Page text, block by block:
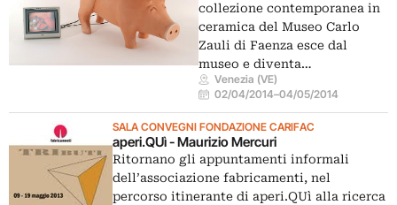
collezione contemporanea in
ceramica del Museo Carlo
Zauli di Faenza esce dal
museo e diventa…
Venezia (VE)
02/04/2014–04/05/2014
SALA CONVEGNI FONDAZIONE CARIFAC
aperi.QUì - Maurizio Mercuri
Ritornano gli appuntamenti informali
dell’associazione fabricamenti, nel
percorso itinerante di aperi.QUì alla ricerca